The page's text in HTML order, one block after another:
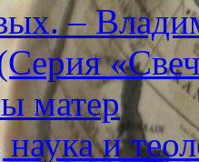
–
матер
наука и